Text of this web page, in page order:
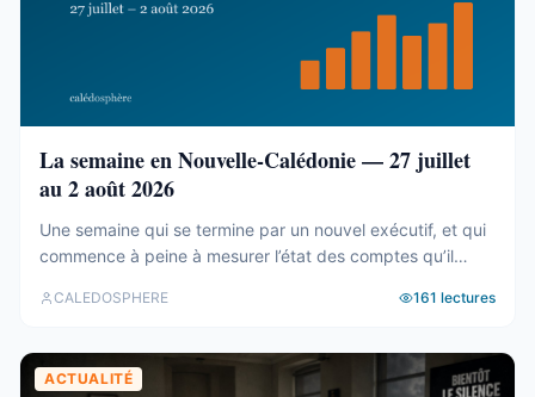
La semaine en Nouvelle-Calédonie — 27 juillet
au 2 août 2026
Une semaine qui se termine par un nouvel exécutif, et qui
commence à peine à mesurer l’état des comptes qu’il
gouvernement, et des comptes qui coincent C’est fait. Le
gouvernement ont été élus au Congrès (abonnés), ...
CALEDOSPHERE 161 lectures
ACTUALITÉ